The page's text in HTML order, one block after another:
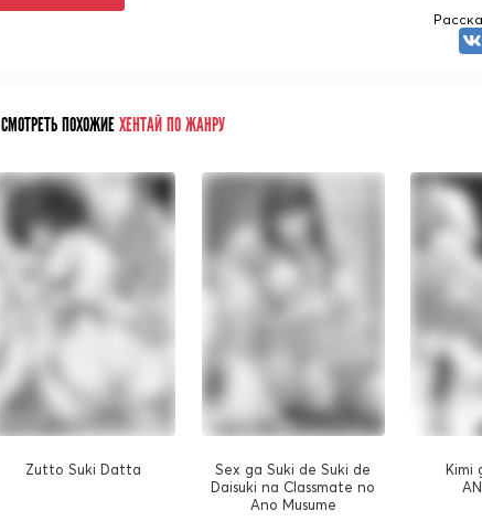
СМОТРЕТЬ ПОХОЖИЕХЕНТАЙ ПО ЖАНРУ
Zutto Suki Datta
Sex ga Suki de Suki de
Daisuki na Classmate no
Ano Musume
Kimi